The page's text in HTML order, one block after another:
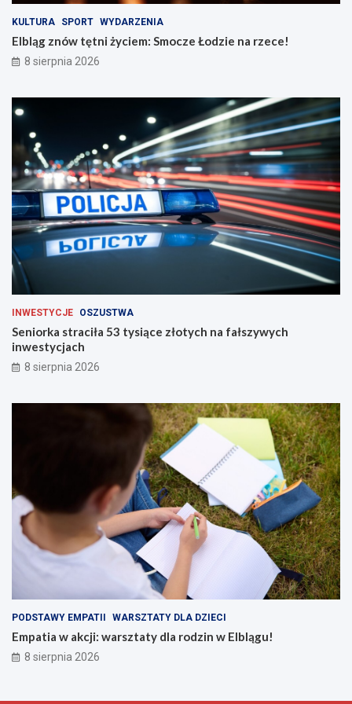
i
n
d
r
a
c
e
!
KULTURA SPORT WYDARZENIA
Elbląg znów tętni życiem: Smocze Łodzie na rzece!
8 sierpnia 2026
INWESTYCJE OSZUSTWA
Seniorka straciła 53 tysiące złotych na fałszywych
inwestycjach
8 sierpnia 2026
PODSTAWY EMPATII WARSZTATY DLA DZIECI
Empatia w akcji: warsztaty dla rodzin w Elblągu!
8 sierpnia 2026